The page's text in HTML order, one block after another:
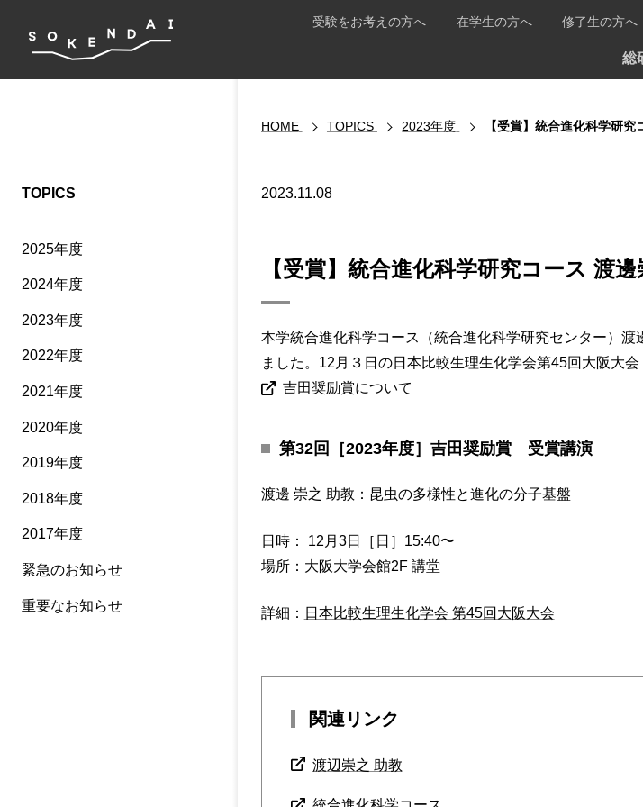
総
受験をお考えの方へ 在学生の方へ 修了生の方へ
HOME TOPICS 2023年度 【受賞】統合進化科学研
2023.11.08
【受賞】統合進化科学研究コース 渡
本学統合進化科学コース（統合進化科学研究センター）
ました。12月３日の日本比較生理生化学会第45回大阪大
吉田奨励賞について
第32回［2023年度］吉田奨励賞 受賞講演
渡邊 崇之 助教：昆虫の多様性と進化の分子基盤
日時： 12月3日［日］15:40〜
場所：大阪大学会館2F 講堂
詳細： 日本比較生理生化学会 第45回大阪大会
関連リンク
渡辺崇之 助教
TOPICS
2025年度
2024年度
2023年度
2022年度
2021年度
2020年度
2019年度
2018年度
2017年度
緊急のお知らせ
重要なお知らせ